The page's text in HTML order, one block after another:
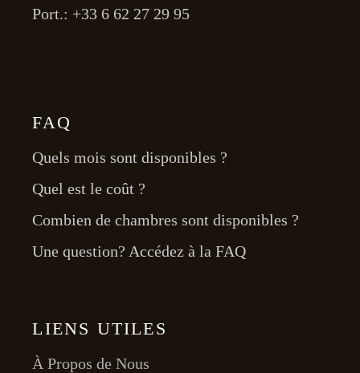
Port.: +33 6 62 27 29 95
FAQ
Quels mois sont disponibles ?
Quel est le coût ?
Combien de chambres sont disponibles ?
Une question? Accédez à la FAQ
LIENS UTILES
À Propos de Nous